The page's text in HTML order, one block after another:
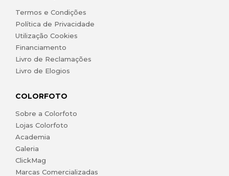
Termos e Condições
Política de Privacidade
Utilização Cookies
Financiamento
Livro de Reclamações
Livro de Elogios
COLORFOTO
Sobre a Colorfoto
Lojas Colorfoto
Academia
Galeria
ClickMag
Marcas Comercializadas